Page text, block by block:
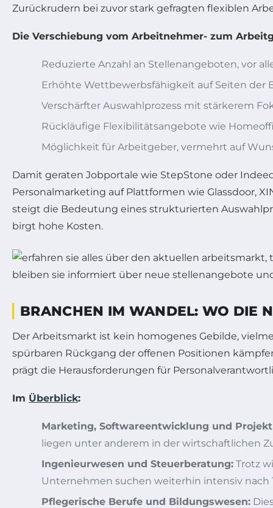
Zurückrudern bei zuvor stark gefragten flexiblen
Die Verschiebung vom Arbeitnehmer- zum
Reduzierte Anzahl an Stellenangeboten, vor
Erhöhte Wettbewerbsfähigkeit auf Seiten der
Verschärfter Auswahlprozess mit stärkerem
Rückläufige Flexibilitätsangebote wie
Möglichkeit für Arbeitgeber, vermehrt auf
Damit geraten Jobportale wie StepStone oder
Personalmarketing auf Plattformen wie Glassdoor,
steigt die Bedeutung eines strukturierten
birgt hohe Kosten.
BRANCHEN IM WANDEL: WO DIE
Der Arbeitsmarkt ist kein homogenes Gebilde,
spürbaren Rückgang der offenen Positionen
prägt die Herausforderungen für
Im Überblick:
Marketing, Softwareentwicklung und
liegen unter anderem in der wirtschaftlichen
Ingenieurwesen und Steuerberatung: Trotz
Unternehmen suchen weiterhin intensiv nach
Pflegerische Berufe und Bildungswesen: